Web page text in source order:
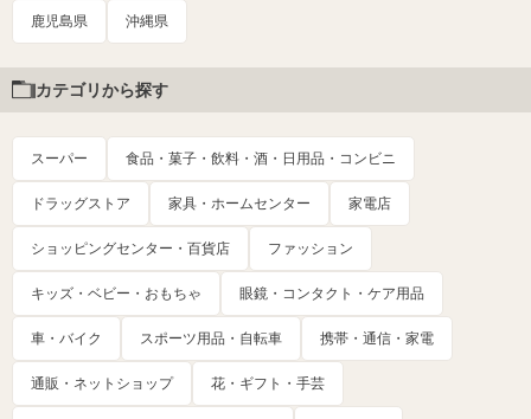
鹿児島県 沖縄県
カテゴリから探す
スーパー 食品・菓子・飲料・酒・日用品・コンビニ
ドラッグストア 家具・ホームセンター 家電店
ショッピングセンター・百貨店 ファッション
キッズ・ベビー・おもちゃ 眼鏡・コンタクト・ケア用品
車・バイク スポーツ用品・自転車 携帯・通信・家電
通販・ネットショップ 花・ギフト・手芸